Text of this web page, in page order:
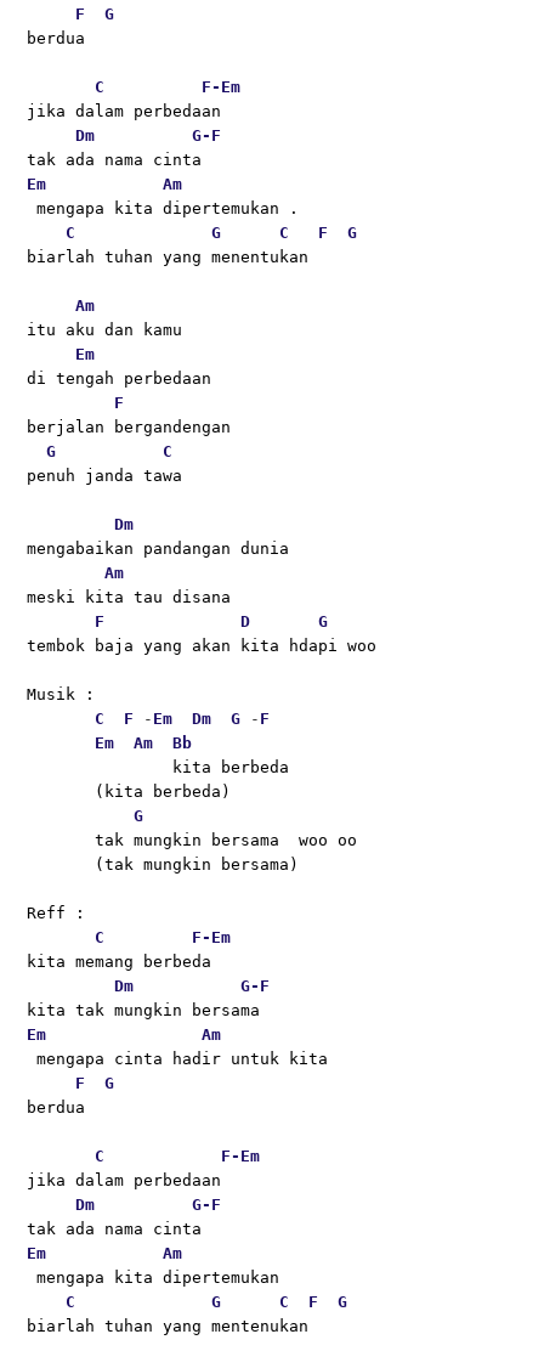
F
G
berdua
C F- Em
jika dalam perbedaan
Dm
G- F
tak ada nama cinta
Em
Am
mengapa kita dipertemukan .
C
G C F
G
biarlah tuhan yang menentukan
Am
itu aku dan kamu
Em
di tengah perbedaan
F
berjalan bergandengan
G
C
penuh janda tawa
Dm
mengabaikan pandangan dunia
Am
meski kita tau disana
F
D
G
tembok baja yang akan kita hdapi woo
Musik :
C
F - Em Dm G - F
Em
Am
Bb
               kita berbeda
       (kita berbeda)
G
       tak mungkin bersama  woo oo
       (tak mungkin bersama)
Reff :
C
F- Em
kita memang berbeda
Dm
G- F
kita tak mungkin bersama
Em
Am
mengapa cinta hadir untuk kita
F
G
berdua
C F- Em
jika dalam perbedaan
Dm
G- F
tak ada nama cinta
Em
Am
mengapa kita dipertemukan
C
G C F
G
biarlah tuhan yang mentenukan